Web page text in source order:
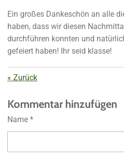
Ein großes Dankeschön an alle
haben, dass wir diesen
durchführen konnten und
gefeiert haben! Ihr seid klasse!
« Zurück
Kommentar hinzufügen
Name *